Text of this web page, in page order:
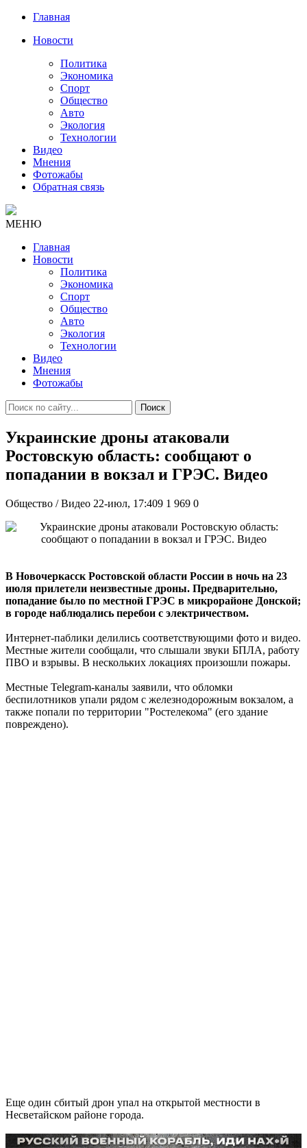
Главная
Новости
Политика
Экономика
Спорт
Общество
Авто
Экология
Технологии
Видео
Мнения
Фотожабы
Обратная связь
МЕНЮ
Главная
Новости
Политика
Экономика
Спорт
Общество
Авто
Экология
Технологии
Видео
Мнения
Фотожабы
Поиск
Украинские дроны атаковали
Ростовскую область: сообщают о
попадании в вокзал и ГРЭС. Видео
Общество / Видео 22-июл, 17:409 1 969 0
В Новочеркасск Ростовской области России в ночь на 23
июля прилетели неизвестные дроны. Предварительно,
попадание было по местной ГРЭС в микрорайоне Донской;
в городе наблюдались перебои с электричеством.
Интернет-паблики делились соответствующими фото и видео.
Местные жители сообщали, что слышали звуки БПЛА, работу
ПВО и взрывы. В нескольких локациях произошли пожары.
Местные Telegram-каналы заявили, что обломки
беспилотников упали рядом с железнодорожным вокзалом, а
также попали по территории "Ростелекома" (его здание
повреждено).
Еще один сбитый дрон упал на открытой местности в
Несветайском районе города.